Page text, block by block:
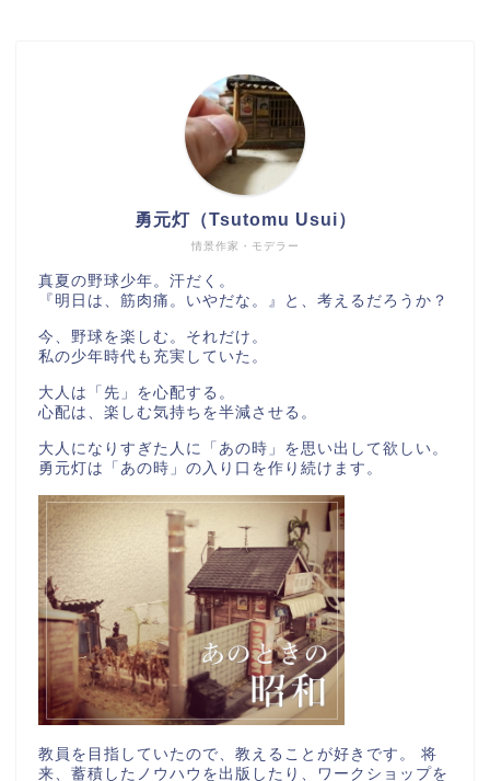
情景作家・モデラー
勇元灯（Tsutomu Usui）
真夏の野球少年。汗だく。
『明日は、筋肉痛。いやだな。』と、考えるだろうか？
今、野球を楽しむ。それだけ。
私の少年時代も充実していた。
大人は「先」を心配する。
心配は、楽しむ気持ちを半減させる。
大人になりすぎた人に「あの時」を思い出して欲しい。
勇元灯は「あの時」の入り口を作り続けます。
教員を目指していたので、教えることが好きです。 将
来、蓄積したノウハウを出版したり、ワークショップを